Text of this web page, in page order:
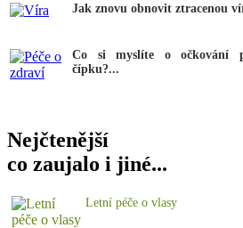
Jak znovu obnovit ztracenou
Co si myslíte o očkování
čípku?...
Nejčtenější
co zaujalo i jiné...
Letní péče o vlasy